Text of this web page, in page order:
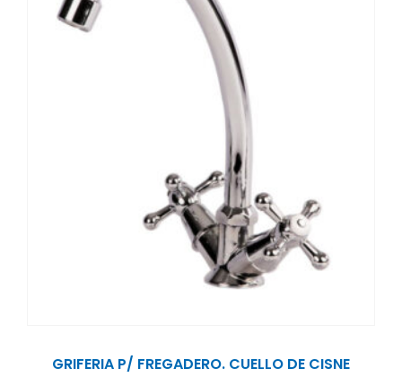
GRIFERIA P/ FREGADERO. CUELLO DE CISNE